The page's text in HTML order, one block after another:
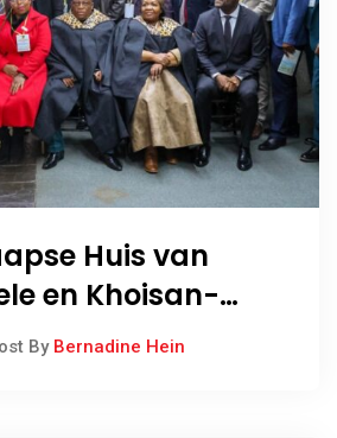
Huis van
en Khoisan-
4de Sessie
By Bernadine Hein